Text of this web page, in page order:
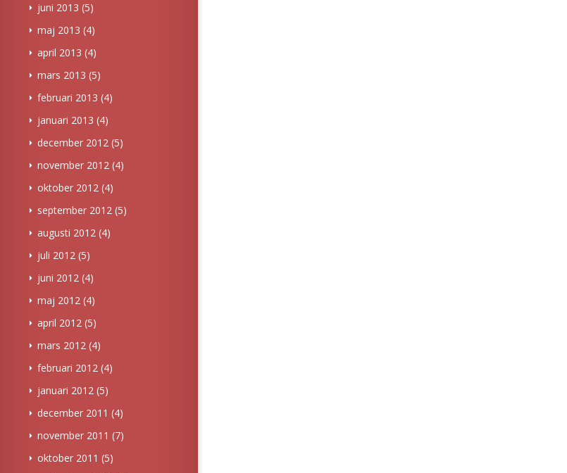
juni 2013 (5)
maj 2013 (4)
april 2013 (4)
mars 2013 (5)
februari 2013 (4)
januari 2013 (4)
december 2012 (5)
november 2012 (4)
oktober 2012 (4)
september 2012 (5)
augusti 2012 (4)
juli 2012 (5)
juni 2012 (4)
maj 2012 (4)
april 2012 (5)
mars 2012 (4)
februari 2012 (4)
januari 2012 (5)
december 2011 (4)
november 2011 (7)
oktober 2011 (5)